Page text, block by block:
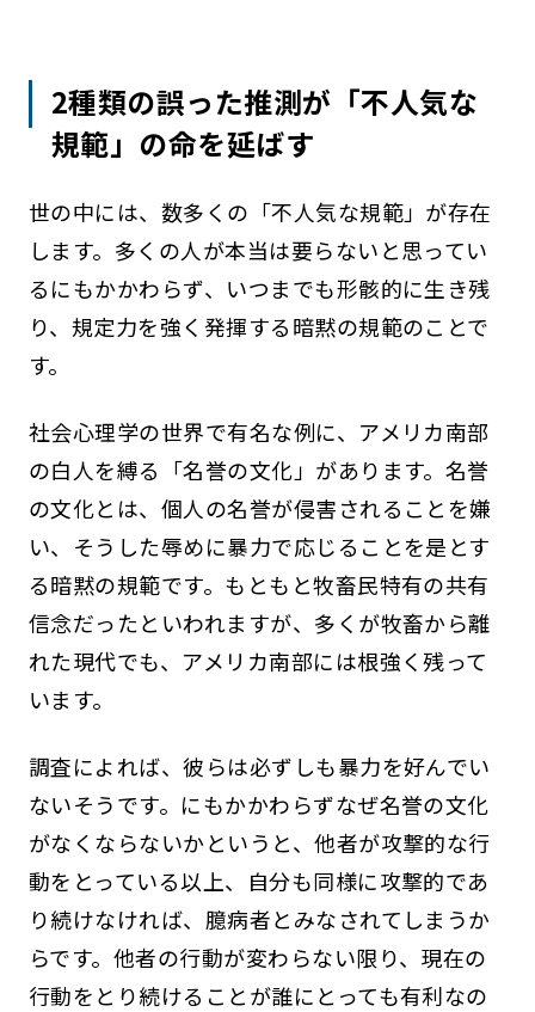
2種類の誤った推測が「不人気な
規範」の命を延ばす
世の中には、数多くの「不人気な規範」が存在
します。多くの人が本当は要らないと思ってい
るにもかかわらず、いつまでも形骸的に生き残
り、規定力を強く発揮する暗黙の規範のことで
す。
社会心理学の世界で有名な例に、アメリカ南部
の白人を縛る「名誉の文化」があります。名誉
の文化とは、個人の名誉が侵害されることを嫌
い、そうした辱めに暴力で応じることを是とす
る暗黙の規範です。もともと牧畜民特有の共有
信念だったといわれますが、多くが牧畜から離
れた現代でも、アメリカ南部には根強く残って
います。
調査によれば、彼らは必ずしも暴力を好んでい
ないそうです。にもかかわらずなぜ名誉の文化
がなくならないかというと、他者が攻撃的な行
動をとっている以上、自分も同様に攻撃的であ
り続けなければ、臆病者とみなされてしまうか
らです。他者の行動が変わらない限り、現在の
行動をとり続けることが誰にとっても有利なの